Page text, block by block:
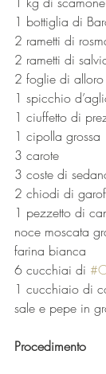
1 bottiglia di
2 rametti di
2 rametti di
2 foglie di alloro
1 spicchio
1 ciuffetto di
1 cipolla grossa
3 carote
3 coste di
2 chiodi di
1 pezzetto di
noce moscata
farina bianca
6 cucchiai di
1 cucchiaio di
sale e pepe in
Procedimento